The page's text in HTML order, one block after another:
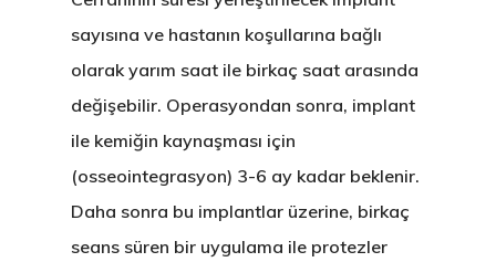
sayısına ve hastanın koşullarına bağlı
olarak yarım saat ile birkaç saat arasında
değişebilir. Operasyondan sonra, implant
ile kemiğin kaynaşması için
(osseointegrasyon) 3-6 ay kadar beklenir.
Daha sonra bu implantlar üzerine, birkaç
seans süren bir uygulama ile protezler